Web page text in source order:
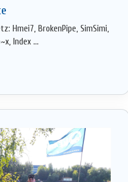
Hmei7, BrokenPipe, SimSimi,
Index ...